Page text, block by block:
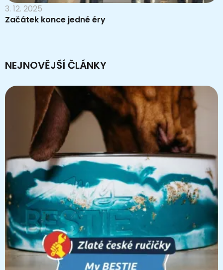
3. 12. 2025
Začátek konce jedné éry
NEJNOVĚJŠÍ ČLÁNKY